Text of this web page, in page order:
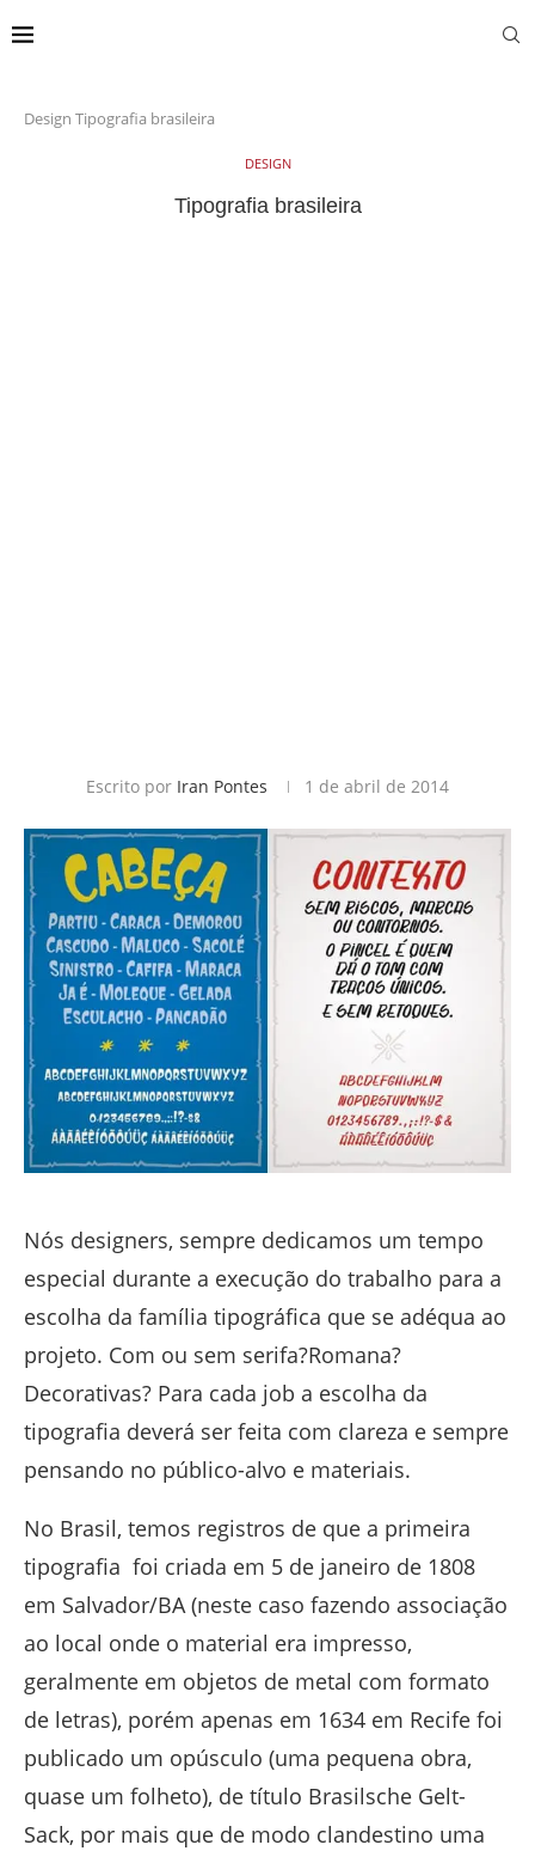
Design Tipografia brasileira
DESIGN
Tipografia brasileira
Escrito por Iran Pontes 1 de abril de 2014
Nós designers, sempre dedicamos um tempo
especial durante a execução do trabalho para a
escolha da família tipográfica que se adéqua ao
projeto. Com ou sem serifa?Romana?
Decorativas? Para cada job a escolha da
tipografia deverá ser feita com clareza e sempre
pensando no público-alvo e materiais.
No Brasil, temos registros de que a primeira
tipografia foi criada em 5 de janeiro de 1808
em Salvador/BA (neste caso fazendo associação
ao local onde o material era impresso,
geralmente em objetos de metal com formato
de letras), porém apenas em 1634 em Recife foi
publicado um opúsculo (uma pequena obra,
quase um folheto), de título Brasilsche Gelt-
Sack, por mais que de modo clandestino uma